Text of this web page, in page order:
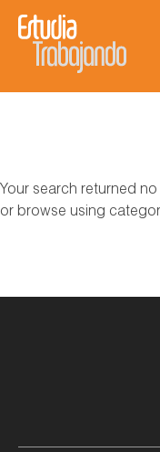
Your search returned
or browse using